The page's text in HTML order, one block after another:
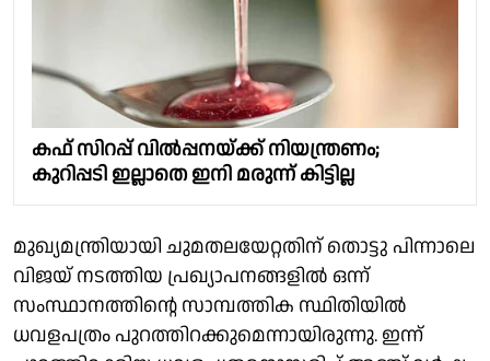
കഫ് സിറപ്പ് വിൽപ്പനയ്ക്ക് നിയന്ത്രണം;
കുറിപ്പടി ഇല്ലാതെ ഇനി മരുന്ന് കിട്ടില്ല
മുഖ്യമന്ത്രിയായി ചുമതലയേറ്റതിന് തൊട്ടു പിന്നാലെ
വിജയ് നടത്തിയ പ്രഖ്യാപനങ്ങളില്‍ ഒന്ന്
സംസ്ഥാനത്തിന്റെ സാമ്പത്തിക സ്ഥിതിയില്‍
ധവളപത്രം പുറത്തിറക്കുമെന്നായിരുന്നു. ഇന്ന്